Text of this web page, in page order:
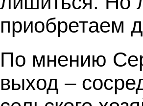
приобретаем
По мнению
выход –